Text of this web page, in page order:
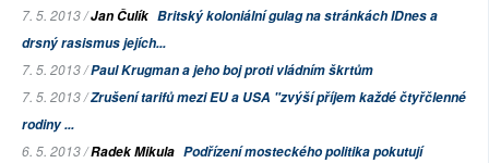
7. 5. 2013 /Jan Čulík Britský koloniální gulag na stránkách IDnes a
drsný rasismus jejích...
7. 5. 2013 /Paul Krugman a jeho boj proti vládním škrtům
7. 5. 2013 /Zrušení tarifů mezi EU a USA "zvýší příjem každé čtyřčlenné
rodiny ...
6. 5. 2013 /Radek Mikula Podřízení mosteckého politika pokutují